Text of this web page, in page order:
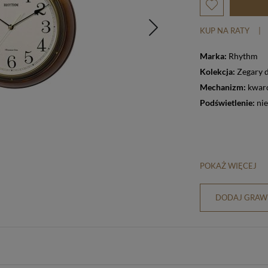
KUP NA RATY
Marka: Rhythm
Kolekcja: Zegary
Mechanizm:
Podświetlenie: nie
POKAŻ WIĘCEJ
DODAJ